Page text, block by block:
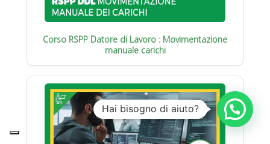
Corso RSPP Datore di Lavoro : Movimentazione
manuale carichi
Hai bisogno di aiuto?